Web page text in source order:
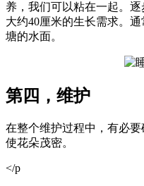
养，我们可以粘在一起。
大约40厘米的生长需求。
塘的水面。
第四，维护
在整个维护过程中，有必
使花朵茂密。
</p